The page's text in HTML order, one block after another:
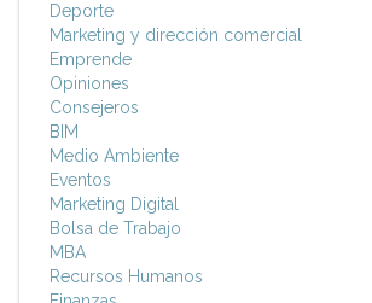
Deporte
Marketing y dirección comercial
Emprende
Opiniones
Consejeros
BIM
Medio Ambiente
Eventos
Marketing Digital
Bolsa de Trabajo
MBA
Recursos Humanos